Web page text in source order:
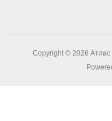
Copyright © 2026